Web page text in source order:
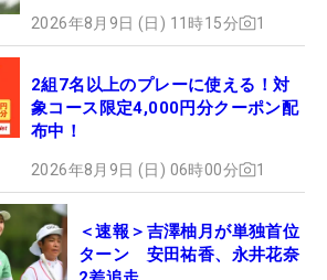
2026年8月9日 (日) 11時15分 1
2組7名以上のプレーに使える！対
象コース限定4,000円分クーポン配
布中！
2026年8月9日 (日) 06時00分 1
＜速報＞吉澤柚月が単独首位
ターン 安田祐香、永井花奈